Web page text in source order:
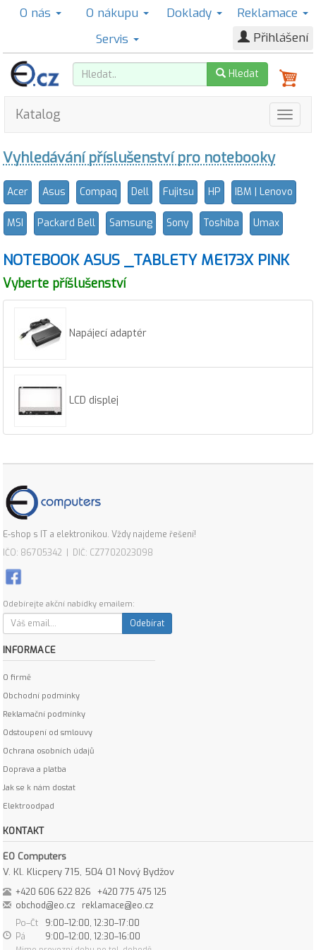
O nás O nákupu Doklady
Reklamace
Servis
Přihlášení
Hledat
Katalog
Vyhledávání příslušenství pro notebooky
Acer Asus Compaq Dell Fujitsu HP IBM | Lenovo
MSI Packard Bell Samsung Sony Toshiba Umax
NOTEBOOK ASUS _TABLETY ME173X PINK
Vyberte příšlušenství
Napájecí adaptér
LCD displej
E-shop s IT a elektronikou. Vždy najdeme řešení!
IČO: 86705342 | DIČ: CZ7702023098
Odebírejte akční nabídky emailem:
Odebírat
INFORMACE
O firmě
Obchodní podmínky
Reklamační podmínky
Odstoupení od smlouvy
Ochrana osobních údajů
Doprava a platba
Jak se k nám dostat
Elektroodpad
KONTAKT
EO Computers
V. Kl. Klicpery 715, 504 01 Nový Bydžov
+420 606 622 826
+420 775 475 125
obchod@eo.cz
reklamace@eo.cz
Po–Čt
9:00–12:00, 12:30–17:00
Pá
9:00–12:00, 12:30–16:00